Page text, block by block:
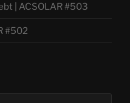
| ACSOLAR #503
#502